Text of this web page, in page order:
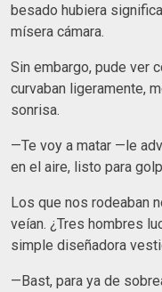
besado hubiera
mísera cámara.
Sin embargo, pude ver
curvaban ligeramente,
sonrisa.
—Te voy a matar —le
en el aire, listo para
Los que nos rodeaban
veían. ¿Tres hombres
simple diseñadora
—Bast, para ya de